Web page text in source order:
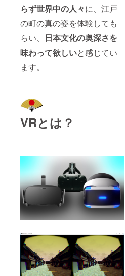
らず世界中の人々に、江戸
の町の真の姿を体験しても
らい、 日本文化の奥深さを
味わって欲しいと感じてい
ます。
VRとは？